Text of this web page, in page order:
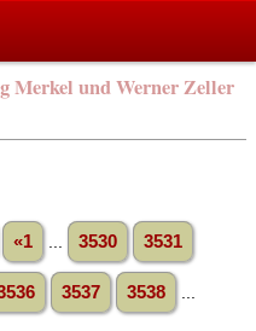
Merkel und Werner Zeller
«1 3530 3531
3537 3538